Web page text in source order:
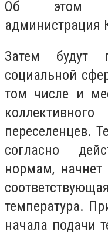
Об этом
администрация
Затем будут
социальной
том числе и
переселенцев.
согласно
нормам, начнет
температура.
начала подачи